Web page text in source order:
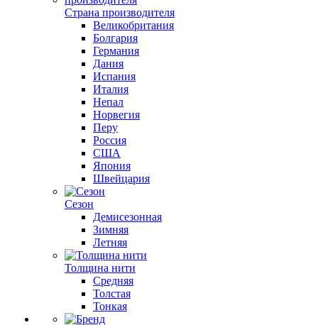
Страна производителя
Великобритания
Болгария
Германия
Дания
Испания
Италия
Непал
Норвегия
Перу
Россия
США
Япония
Швейцария
Сезон
Демисезонная
Зимняя
Летняя
Толщина нити
Средняя
Толстая
Тонкая